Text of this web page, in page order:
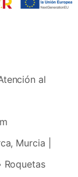
al
Murcia |
Roquetas